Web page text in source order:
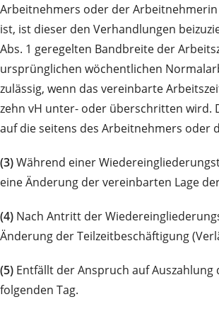
Arbeitnehmers oder der
ist, ist dieser den Verhandlungen
Abs. 1 geregelten Bandbreite der
ursprünglichen wöchentlichen
zulässig, wenn das vereinbarte
zehn vH unter- oder überschritten wird.
auf die seitens des Arbeitnehmers oder
(3)Während einer
eine Änderung der vereinbarten Lage
(4) Nach Antritt der
Änderung der Teilzeitbeschäftigung
(5) Entfällt der Anspruch auf
folgenden Tag.